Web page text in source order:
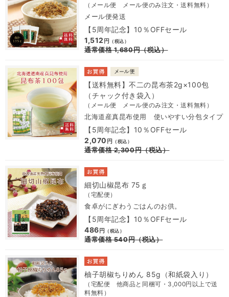
（メール便 メール便のみ注文・送料無料）
メール便発送
【5周年記念】10％OFFセール
1,512 円 （税込）
通常価格1,680円（税込）
【送料無料】不二の昆布茶2g×100包
（チャック付き袋入）
（メール便 メール便のみ注文・送料無料）
北海道産真昆布使用 使いやすい分包タイプ
【5周年記念】10％OFFセール
2,070 円 （税込）
通常価格2,300円（税込）
細切山椒昆布 75ｇ
（宅配便）
食卓がにぎわうごはんのお供。
【5周年記念】10％OFFセール
486 円 （税込）
通常価格540円（税込）
柚子胡椒ちりめん 85g（和紙袋入り）
（宅配便 他商品と同梱可・3,000円以上で送
料無料）